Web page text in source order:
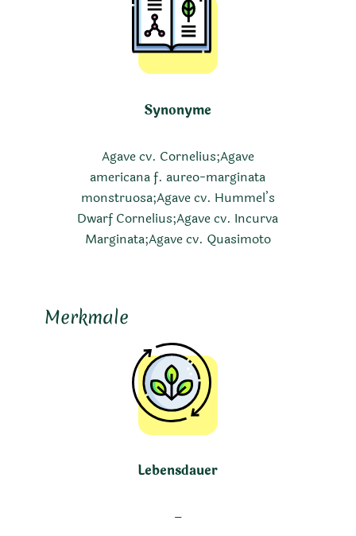
Synonyme
Agave cv. Cornelius;Agave
americana f. aureo-marginata
monstruosa;Agave cv. Hummel’s
Dwarf Cornelius;Agave cv. Incurva
Marginata;Agave cv. Quasimoto
Merkmale
Lebensdauer
–